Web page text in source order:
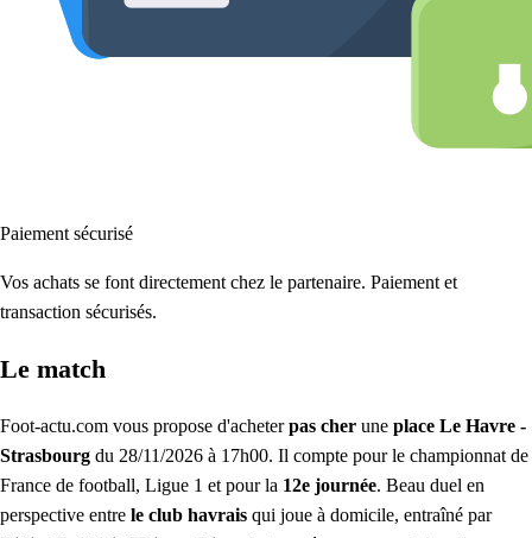
Paiement sécurisé
Vos achats se font directement chez le partenaire. Paiement et
transaction sécurisés.
Le match
Foot-actu.com vous propose d'acheterpas cher une place Le Havre -
Strasbourg du 28/11/2026 à 17h00. Il compte pour le championnat de
France de football, Ligue 1 et pour la 12e journée. Beau duel en
perspective entre le club havrais qui joue à domicile, entraîné par